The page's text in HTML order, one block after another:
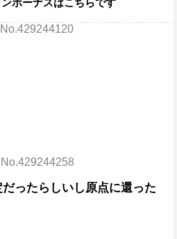
ボーナスはこちらです
ったらしいし原点に還った